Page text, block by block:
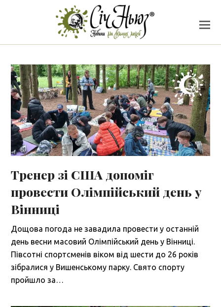
Тренер зі США допоміг
провести Олімпійський день у
Вінниці
Дощова погода не завадила провести у останній
день весни масовий Олімпійський день у Вінниці.
Півсотні спортсменів віком від шести до 26 років
зібралися у Вишенському парку. Свято спорту
пройшло за…